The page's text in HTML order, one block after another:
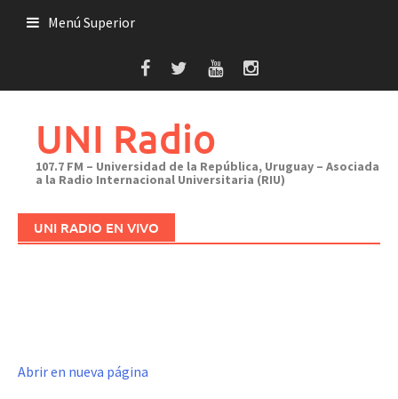
Menú Superior
UNI Radio
107.7 FM – Universidad de la República, Uruguay – Asociada
a la Radio Internacional Universitaria (RIU)
UNI RADIO EN VIVO
Abrir en nueva página